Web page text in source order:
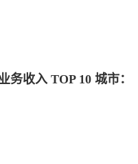
务收入 TOP 10 城市：